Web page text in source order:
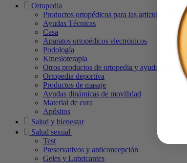
Ortopedia
Productos ortopédicos para las articulaciones
Ayudas Técnicas
Casa
Aparatos ortopédicos electrónicos
Podología
Kinesioterapia
Otros productos de ortopedia y ayudas técnicas
Ortopedia deportiva
Productos de masaje
Ayudas dinámicas de movilidad
Material de cura
Apósitos
Salud y bienestar
Salud sexual
Test
Preservativos y anticoncepción
Geles y Lubricantes